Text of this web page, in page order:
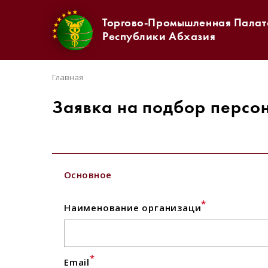
Торгово-Промышленная
Республики Абхазия
Главная
Заявка на подбор
Основное
Наименование организаци*
Email*